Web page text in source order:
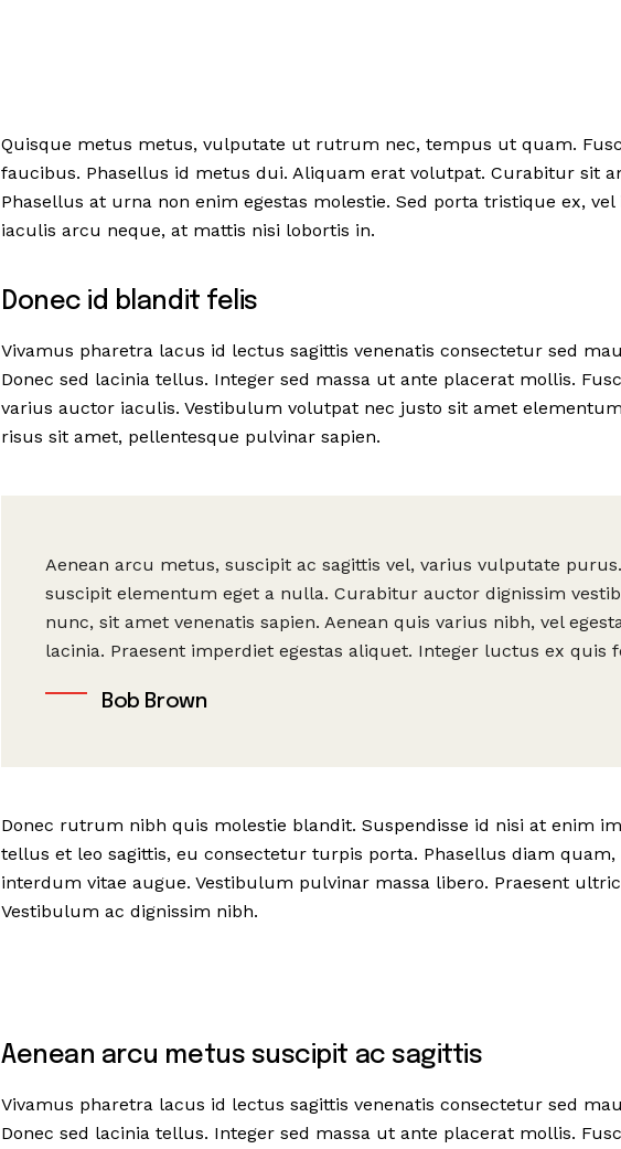
Quisque metus metus, vulputate ut rutrum nec, tempus ut quam.
faucibus. Phasellus id metus dui. Aliquam erat volutpat. Curabitur sit
Phasellus at urna non enim egestas molestie. Sed porta tristique ex,
iaculis arcu neque, at mattis nisi lobortis in.
Donec id blandit felis
Vivamus pharetra lacus id lectus sagittis venenatis consectetur sed
Donec sed lacinia tellus. Integer sed massa ut ante placerat mollis.
varius auctor iaculis. Vestibulum volutpat nec justo sit amet
risus sit amet, pellentesque pulvinar sapien.
Aenean arcu metus, suscipit ac sagittis vel, varius vulputate
suscipit elementum eget a nulla. Curabitur auctor dignissim
nunc, sit amet venenatis sapien. Aenean quis varius nibh, vel
lacinia. Praesent imperdiet egestas aliquet. Integer luctus ex quis
Bob Brown
Donec rutrum nibh quis molestie blandit. Suspendisse id nisi at enim
tellus et leo sagittis, eu consectetur turpis porta. Phasellus diam
interdum vitae augue. Vestibulum pulvinar massa libero. Praesent
Vestibulum ac dignissim nibh.
Aenean arcu metus suscipit ac sagittis
Vivamus pharetra lacus id lectus sagittis venenatis consectetur sed
Donec sed lacinia tellus. Integer sed massa ut ante placerat mollis.